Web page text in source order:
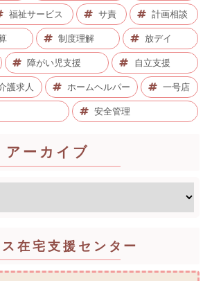
福祉サービス サ責 計画相談
制度理解 放デイ
障がい児支援 自立支援
護求人 ホームヘルパー 一号店
安全管理
アーカイブ
在宅支援センター